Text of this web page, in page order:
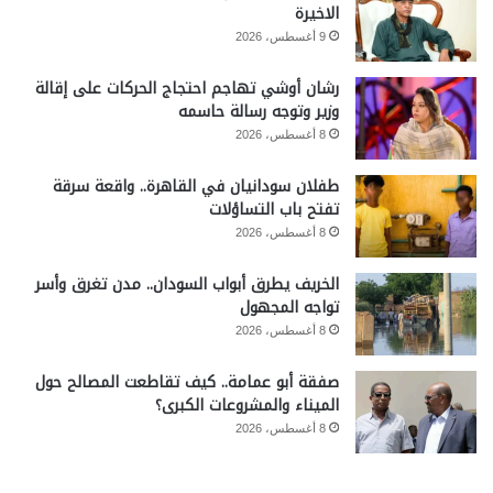
الاخيرة
9 أغسطس، 2026
رشان أوشي تهاجم احتجاج الحركات على إقالة
وزير وتوجه رسالة حاسمه
8 أغسطس، 2026
طفلان سودانيان في القاهرة.. واقعة سرقة
تفتح باب التساؤلات
8 أغسطس، 2026
الخريف يطرق أبواب السودان.. مدن تغرق وأسر
تواجه المجهول
8 أغسطس، 2026
صفقة أبو عمامة.. كيف تقاطعت المصالح حول
الميناء والمشروعات الكبرى؟
8 أغسطس، 2026